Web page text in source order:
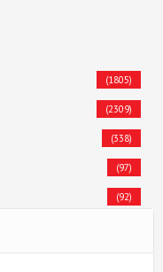
(1805)
(2309)
(338)
(97)
(92)